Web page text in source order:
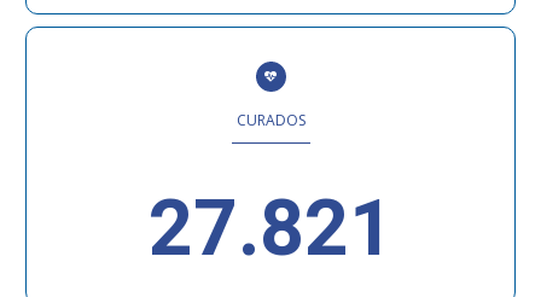
CURADOS
27.821